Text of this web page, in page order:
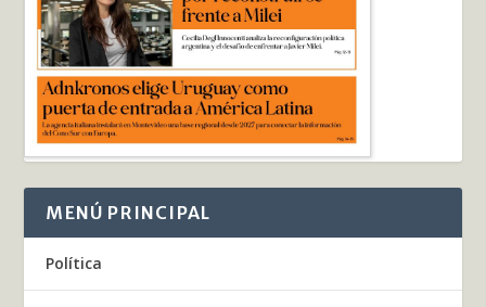
MENÚ PRINCIPAL
Política